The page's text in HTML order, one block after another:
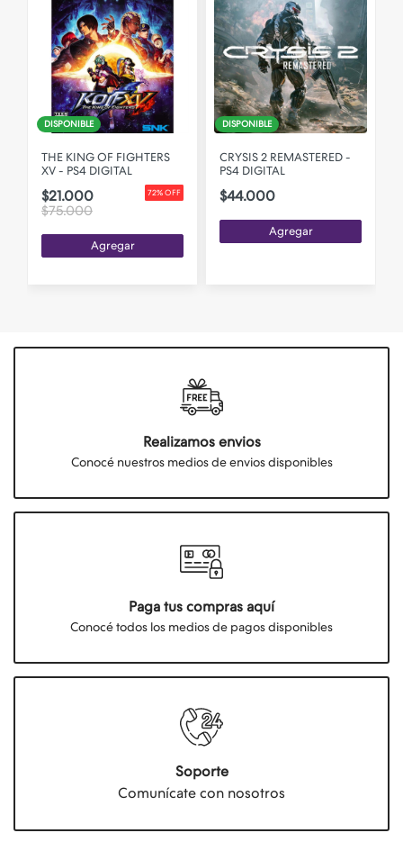
DISPONIBLE
THE KING OF FIGHTERS
XV - PS4 DIGITAL
72% OFF
$21.000
$75.000
Agregar
DISPONIBLE
CRYSIS 2 REMASTERED -
PS4 DIGITAL
$44.000
Agregar
Realizamos envios
Conocé nuestros medios de envios disponibles
Paga tus compras aquí
Conocé todos los medios de pagos disponibles
Soporte
Comunícate con nosotros